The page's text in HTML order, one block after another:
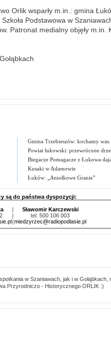
Orlik wsparły m.in.: gmina
Szkoła Podstawowa w
Patronat medialny objęły m.in.
Gmina Trzebieszów: kochamy was...
Powiat łukowski: przewrócone
Biegacze Pomagacze z Łukowa
Kusaki w Adamowie
Łuków: „Aniołkowe Granie”
są do państwa dyspozycji:
|
|
|
Sławomir Karczewski
tel. 500 106 003
miedzyrzec@radiopodlasie.pl
w Szaniawach, jak i w Gołąbkach,
Przyrodniczo - Historycznego ORLIK :)